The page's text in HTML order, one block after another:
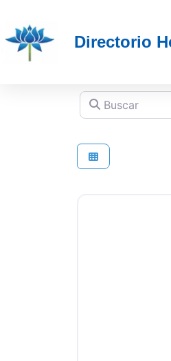
Directorio
Buscar